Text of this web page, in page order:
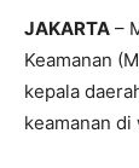
JAKARTA –
Keamanan
kepala
keamanan